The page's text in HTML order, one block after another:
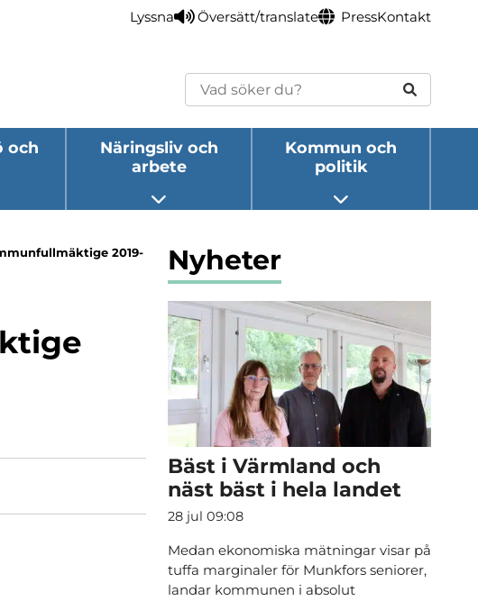
Lyssna Översätt/translate PressKontakt
Sök
och
undermeny
Näringsliv och
arbete
Öppna undermeny
Kommun och
politik
Öppna undermeny
2019-
Nyheter
Bäst i Värmland och
näst bäst i hela landet
28 jul 09:08
Medan ekonomiska mätningar visar på
tuffa marginaler för Munkfors seniorer,
landar kommunen i absolut